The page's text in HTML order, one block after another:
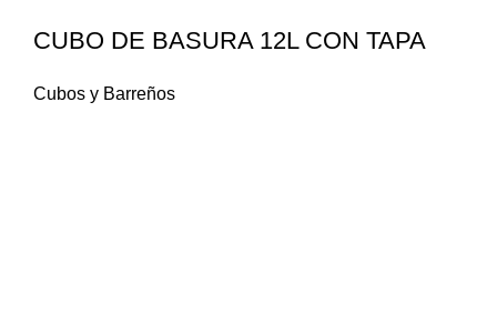
CUBO DE BASURA 12L CON TAPA
Cubos y Barreños